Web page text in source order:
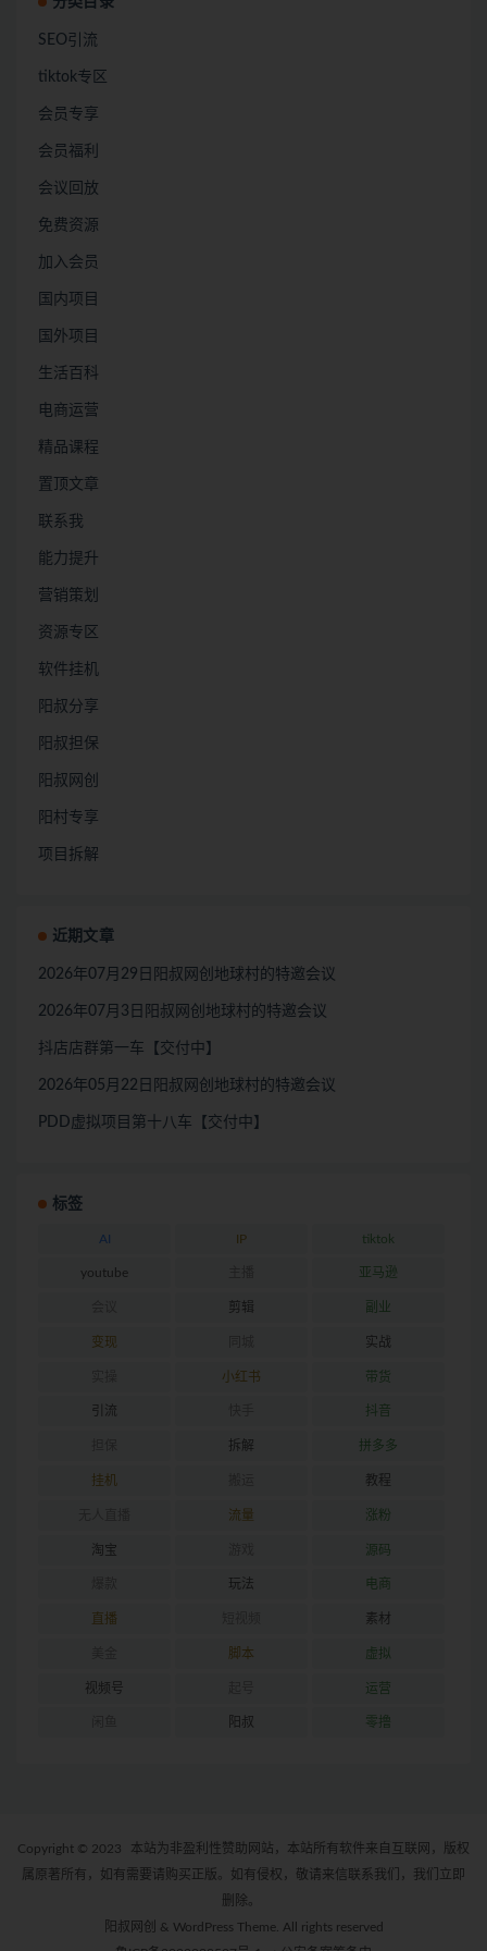
SEO引流
tiktok专区
会员专享
会员福利
会议回放
免费资源
加入会员
国内项目
国外项目
生活百科
电商运营
精品课程
置顶文章
联系我
能力提升
营销策划
资源专区
软件挂机
阳叔分享
阳叔担保
阳叔网创
阳村专享
项目拆解
近期文章
2026年07月29日阳叔网创地球村的特邀会议
2026年07月3日阳叔网创地球村的特邀会议
抖店店群第一车【交付中】
2026年05月22日阳叔网创地球村的特邀会议
PDD虚拟项目第十八车【交付中】
标签
AI IP tiktok
youtube 亚马逊
剪辑 副业
变现 实战
小红书 带货
引流 抖音
拆解 拼多多
挂机 教程
流量 涨粉
淘宝 源码
玩法 电商
直播 素材
脚本 虚拟
视频号 运营
阳叔 零撸
Copyright © 2023
本站为非盈利性赞助网站，本站所有软件来自互联网，版权
属原著所有，如有需要请购买正版。如有侵权，敬请来信联系我们，我们立即
删除。
阳叔网创 & WordPress Theme. All rights reserved